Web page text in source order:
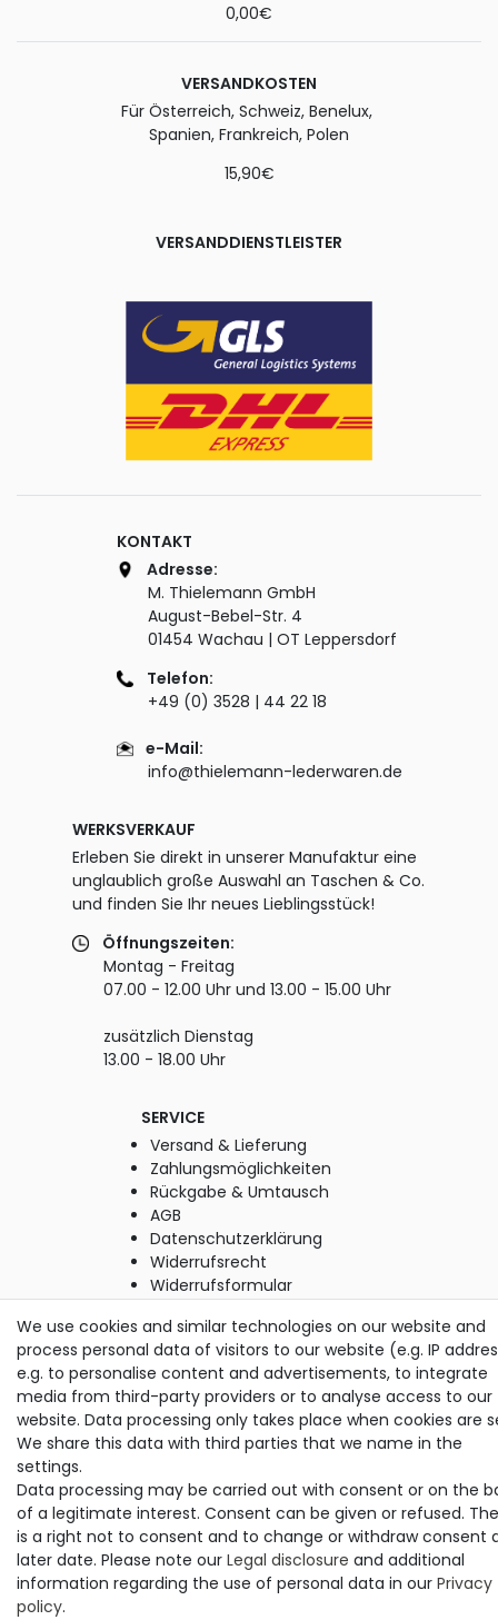
0,00€
VERSANDKOSTEN
Für Österreich, Schweiz, Benelux,
Spanien, Frankreich, Polen
15,90€
VERSANDDIENSTLEISTER
KONTAKT
Adresse:
M. Thielemann GmbH
August-Bebel-Str. 4
01454 Wachau | OT Leppersdorf
Telefon:
+49 (0) 3528 | 44 22 18
e-Mail:
info@thielemann-lederwaren.de
WERKSVERKAUF
Erleben Sie direkt in unserer Manufaktur eine
unglaublich große Auswahl an Taschen & Co.
und finden Sie Ihr neues Lieblingsstück!
Öffnungszeiten:
Montag - Freitag
07.00 - 12.00 Uhr und 13.00 - 15.00 Uhr
zusätzlich Dienstag
13.00 - 18.00 Uhr
SERVICE
Versand & Lieferung
Zahlungsmöglichkeiten
Rückgabe & Umtausch
AGB
Datenschutzerklärung
Widerrufsrecht
Widerrufsformular
© Copyright M. Thielemann GmbH 2020 | Alle Rechte
vorbehalten.
alle Preise inkl. gesetzlicher MwSt. | zzgl. Versandkosten
We use cookies and similar technologies on our website and
process personal data of visitors to our website (e.g. IP
e.g. to personalise content and advertisements, to integrate
media from third-party providers or to analyse access to our
website. Data processing only takes place when cookies are
We share this data with third parties that we name in the
settings.
Data processing may be carried out with consent or on the
of a legitimate interest. Consent can be given or refused.
is a right not to consent and to change or withdraw consent
later date. Please note our Legal disclosure and additional
information regarding the use of personal data in our Privacy
policy.